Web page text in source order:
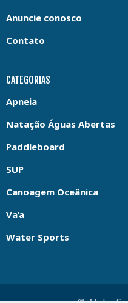
Anuncie conosco
Contato
CATEGORIAS
Apneia
Natação Águas Abertas
Paddleboard
SUP
Canoagem Oceânica
Va’a
Water Sports